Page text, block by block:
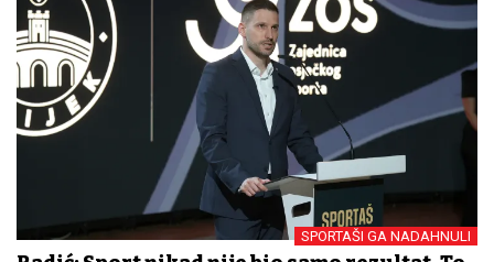
SPORTAŠI GA NADAHNULI